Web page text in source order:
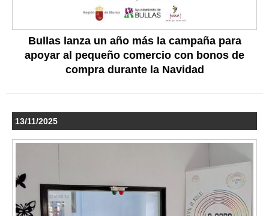
Bullas lanza un año más la campaña para
apoyar al pequeño comercio con bonos de
compra durante la Navidad
13/11/2025